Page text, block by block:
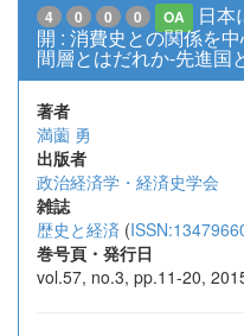
4 0 0 0 OA
日本
開 : 消費史との関係を
間層とはだれか-先進国
著者
満薗 勇
出版者
政治経済学・経済史学会
雑誌
歴史と経済 (
巻号頁・発行日
vol.57, no.3, pp.11-20,